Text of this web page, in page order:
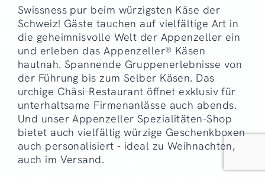
Swissness pur beim würzigsten Käse der
Schweiz! Gäste tauchen auf vielfältige Art in
die geheimnisvolle Welt der Appenzeller ein
und erleben das Appenzeller® Käsen
hautnah. Spannende Gruppenerlebnisse von
der Führung bis zum Selber Käsen. Das
urchige Chäsi-Restaurant öffnet exklusiv für
unterhaltsame Firmenanlässe auch abends.
Und unser Appenzeller Spezialitäten-Shop
bietet auch vielfältig würzige Geschenkboxen
auch personalisiert - ideal zu Weihnachten,
auch im Versand.